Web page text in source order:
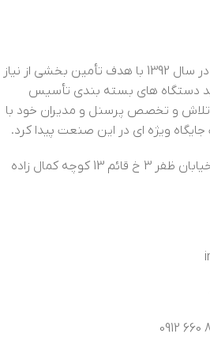
گروه صنعتی “ایرانو صنعت” در سال 1392 با هدف تأمین بخشی از نیاز
دستگاه های بسته بندی تأسیس
تلاش و تخصص پرسنل و مدیران خود با
ویژه ای در این صنعت پیدا کرد.
آدرس شرکت: کرج کمالشهر خیابان ظفر 3 خ قائم 13 کوچه کمال زاده